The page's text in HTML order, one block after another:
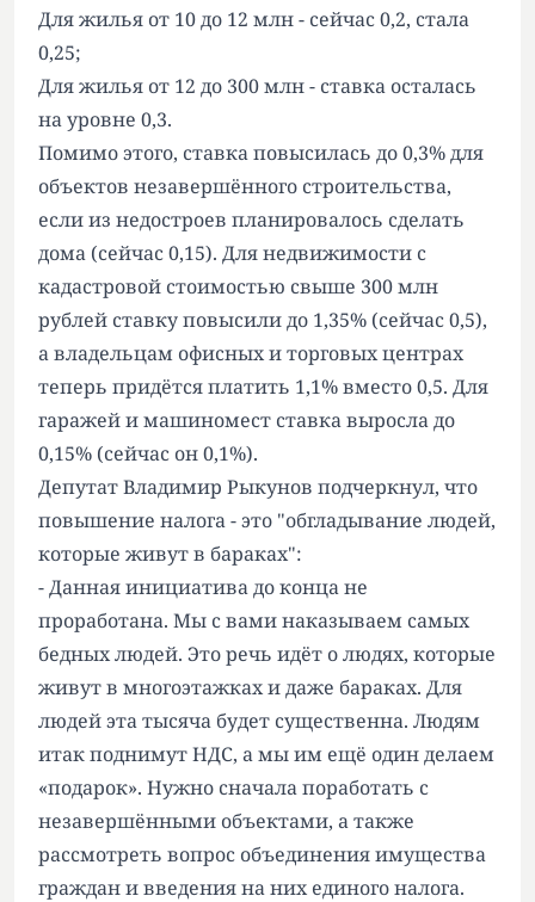
Для жилья от 10 до 12 млн - сейчас 0,2, стала
0,25;
Для жилья от 12 до 300 млн - ставка осталась
на уровне 0,3.
Помимо этого, ставка повысилась до 0,3% для
объектов незавершённого строительства,
если из недостроев планировалось сделать
дома (сейчас 0,15). Для недвижимости с
кадастровой стоимостью свыше 300 млн
рублей ставку повысили до 1,35% (сейчас 0,5),
а владельцам офисных и торговых центрах
теперь придётся платить 1,1% вместо 0,5. Для
гаражей и машиномест ставка выросла до
0,15% (сейчас он 0,1%).
Депутат Владимир Рыкунов подчеркнул, что
повышение налога - это "обгладывание людей,
которые живут в бараках":
- Данная инициатива до конца не
проработана. Мы с вами наказываем самых
бедных людей. Это речь идёт о людях, которые
живут в многоэтажках и даже бараках. Для
людей эта тысяча будет существенна. Людям
итак поднимут НДС, а мы им ещё один делаем
«подарок». Нужно сначала поработать с
незавершёнными объектами, а также
рассмотреть вопрос объединения имущества
граждан и введения на них единого налога.